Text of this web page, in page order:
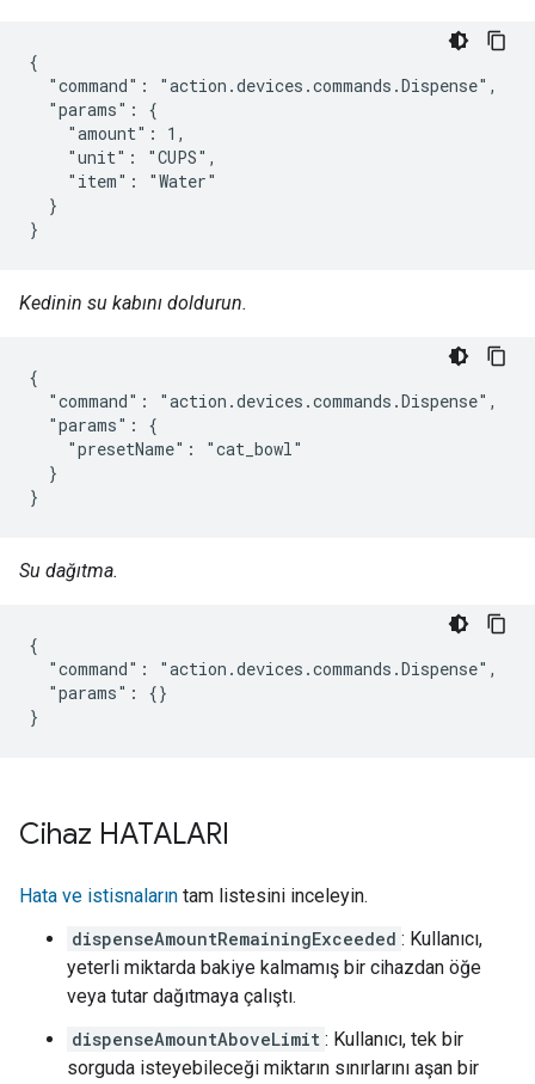
{
  "command": "action.devices.commands.Dispense",
  "params": {
    "amount": 1,
    "unit": "CUPS",
    "item": "Water"
  }
}
Kedinin su kabını doldurun.
{
  "command": "action.devices.commands.Dispense",
  "params": {
    "presetName": "cat_bowl"
  }
}
Su dağıtma.
{
  "command": "action.devices.commands.Dispense",
  "params": {}
}
Cihaz HATALARI
Hata ve istisnaların tam listesini inceleyin.
dispenseAmountRemainingExceeded : Kullanıcı,
yeterli miktarda bakiye kalmamış bir cihazdan öğe
veya tutar dağıtmaya çalıştı.
dispenseAmountAboveLimit : Kullanıcı, tek bir
sorguda isteyebileceği miktarın sınırlarını aşan bir